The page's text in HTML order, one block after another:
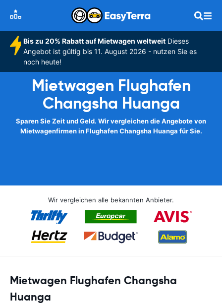
Bis zu 20% Rabatt auf Mietwagen weltweitDieses
Angebot ist gültig bis 11. August 2026 - nutzen Sie es
noch heute!
Mietwagen Flughafen
Changsha Huanga
Sparen Sie Zeit und Geld. Wir vergleichen die Angebote von
Mietwagenfirmen in Flughafen Changsha Huanga für Sie.
Wir vergleichen alle bekannten Anbieter.
Mietwagen Flughafen Changsha
Huanga